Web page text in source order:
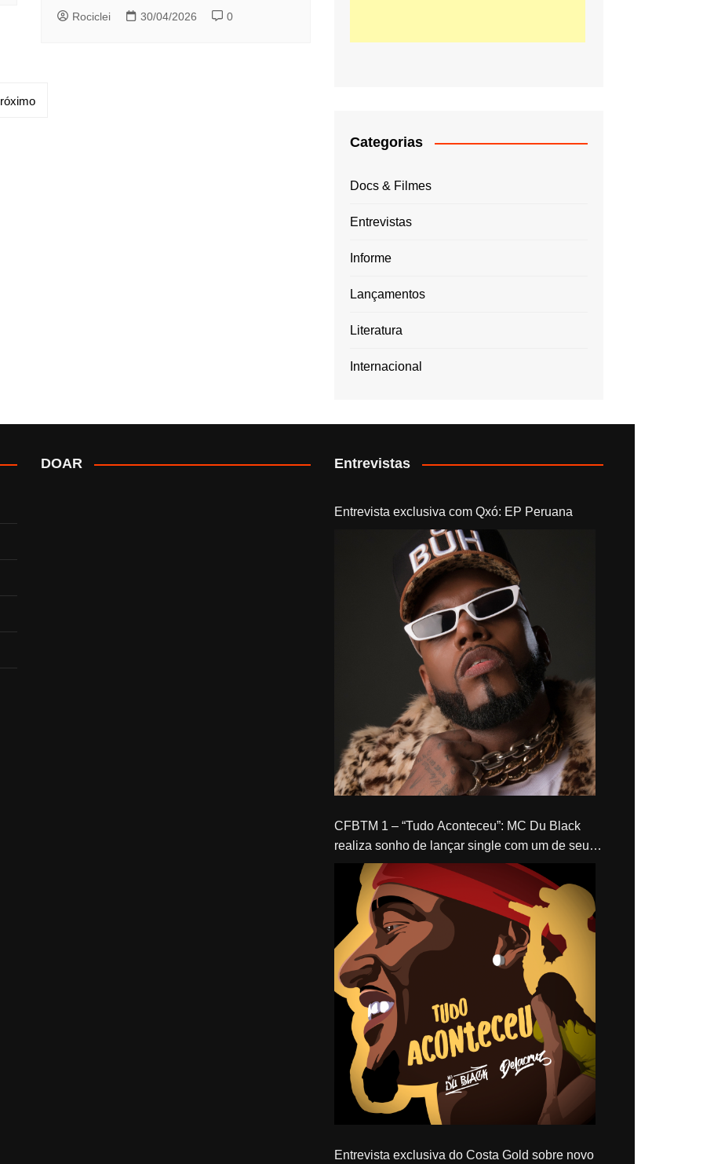
Rociclei 30/04/2026 0
Categorias
Docs & Filmes
Entrevistas
Informe
Lançamentos
Literatura
Internacional
DOAR Entrevistas
Entrevista exclusiva com Qxó: EP Peruana
CFBTM 1 – “Tudo Aconteceu”: MC Du Black
realiza sonho de lançar single com um de seus
ídolos, Delacruz
Entrevista exclusiva do Costa Gold sobre novo